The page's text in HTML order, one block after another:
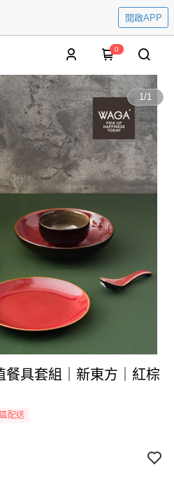
開啟APP
0
1/1
餐具套組｜新東方｜紅棕
配送